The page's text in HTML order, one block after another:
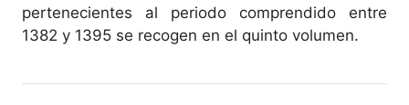
pertenecientes al periodo comprendido entre
1382 y 1395 se recogen en el quinto volumen.